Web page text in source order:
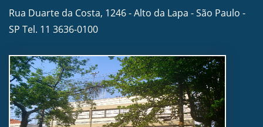
Rua Duarte da Costa, 1246 - Alto da Lapa - São Paulo -
SP Tel. 11 3636-0100